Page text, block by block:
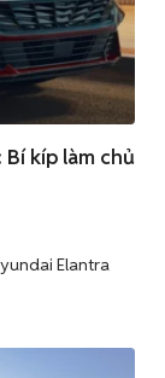
kíp làm chủ
Elantra